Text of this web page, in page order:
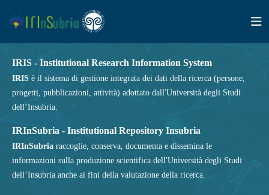
IRIS - Institutional Research Information System
IRIS è il sistema di gestione integrata dei dati della ricerca (persone,
progetti, pubblicazioni, attività) adottato dall'Università degli Studi
dell’Insubria.
IRInSubria - Institutional Repository Insubria
IRInSubria raccoglie, conserva, documenta e dissemina le
informazioni sulla produzione scientifica dell'Università degli Studi
dell’Insubria anche ai fini della valutazione della ricerca.